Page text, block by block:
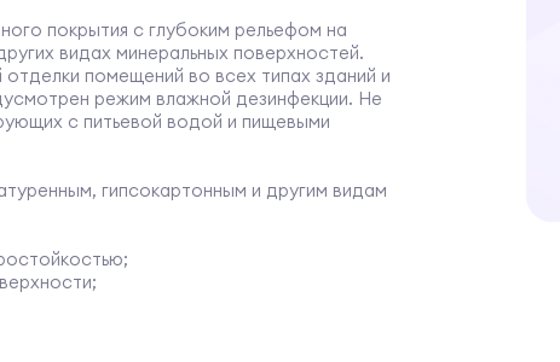
покрытия с глубоким рельефом на
видах минеральных поверхностей.
помещений во всех типах зданий и
режим влажной дезинфекции. Не
с питьевой водой и пищевыми
гипсокартонным и другим видам